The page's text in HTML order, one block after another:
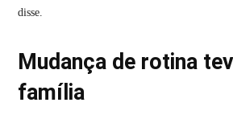
disse.
Mudança de rotina
família